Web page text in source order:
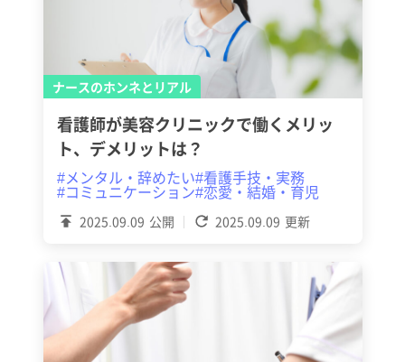
ナースのホンネとリアル
2025.09.09 公開 2025.09.09 更新
看護師が美容クリニックで働くメリッ
ト、デメリットは？
#メンタル・辞めたい#看護手技・実務
#コミュニケーション#恋愛・結婚・育児